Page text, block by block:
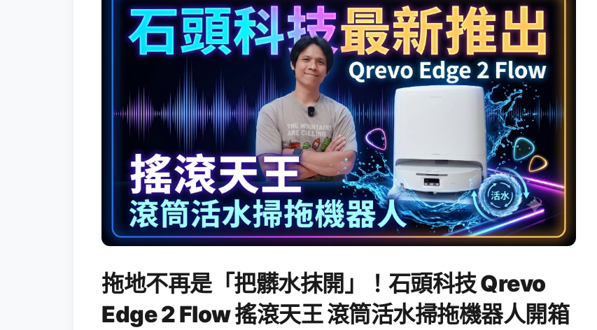
拖地不再是「把髒水抹開」！石頭科技 Qrevo
Edge 2 Flow 搖滾天王 滾筒活水掃拖機器人開箱